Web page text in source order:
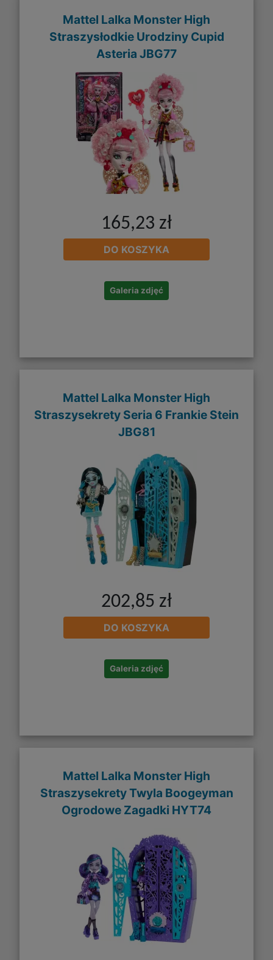
Mattel Lalka Monster High
Straszysłodkie Urodziny Cupid
Asteria JBG77
165,23 zł
DO KOSZYKA
Galeria zdjęć
Mattel Lalka Monster High
Straszysekrety Seria 6 Frankie Stein
JBG81
202,85 zł
DO KOSZYKA
Galeria zdjęć
Mattel Lalka Monster High
Straszysekrety Twyla Boogeyman
Ogrodowe Zagadki HYT74